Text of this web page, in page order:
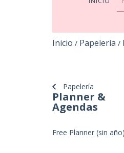
Inicio / Papelería /
Papelería
Planner &
Agendas
Free Planner (sin año)